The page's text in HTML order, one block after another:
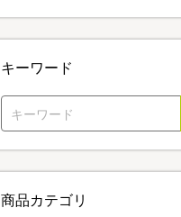
キーワード
商品カテゴリ